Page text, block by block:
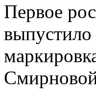
Первое
выпустило